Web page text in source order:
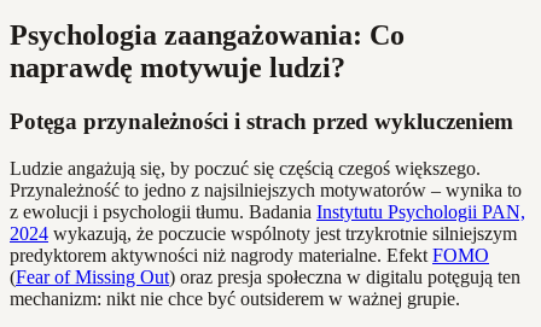
Psychologia zaangażowania: Co
naprawdę motywuje ludzi?
Potęga przynależności i strach przed wykluczeniem
Ludzie angażują się, by poczuć się częścią czegoś większego.
Przynależność to jedno z najsilniejszych motywatorów – wynika to
z ewolucji i psychologii tłumu. Badania Instytutu Psychologii PAN,
2024 wykazują, że poczucie wspólnoty jest trzykrotnie silniejszym
predyktorem aktywności niż nagrody materialne. Efekt FOMO
(Fear of Missing Out) oraz presja społeczna w digitalu potęgują ten
mechanizm: nikt nie chce być outsiderem w ważnej grupie.